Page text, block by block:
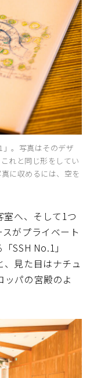
」。写真はそのデザ
れと同じ形をしてい
に収めるには、空を
室へ、そして1つ
がプライベート
SSH No.1」
見た目はナチュ
パの宮殿のよ